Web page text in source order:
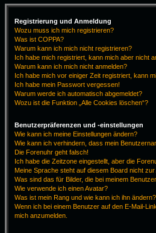
Registrierung und Anmeldung
Wozu muss ich mich registrieren?
Was ist COPPA?
Warum kann ich mich nicht registrieren?
Ich habe mich registriert, kann mich aber nicht
Warum kann ich mich nicht anmelden?
Ich habe mich vor einiger Zeit registriert, kann
Ich habe mein Passwort vergessen!
Warum werde ich automatisch abgemeldet?
Wozu ist die Funktion „Alle Cookies löschen“?
Benutzerpräferenzen und -einstellungen
Wie kann ich meine Einstellungen ändern?
Wie kann ich verhindern, dass mein
Die Forenuhr geht falsch!
Ich habe die Zeitzone eingestellt, aber die
Meine Sprache steht auf diesem Board nicht zur
Was sind das für Bilder, die bei meinem
Wie verwende ich einen Avatar?
Was ist mein Rang und wie kann ich ihn ändern?
Wenn ich bei einem Benutzer auf den E-Mail-
mich anzumelden.